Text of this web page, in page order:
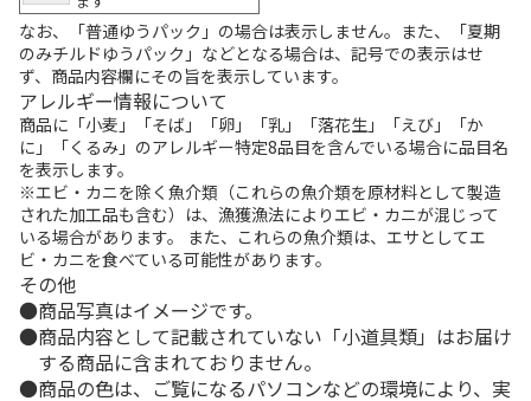
なお、「普通ゆうパック」の場合は表示しません。また、「夏期
のみチルドゆうパック」などとなる場合は、記号での表示はせ
ず、商品内容欄にその旨を表示しています。
アレルギー情報について
商品に「小麦」「そば」「卵」「乳」「落花生」「えび」「か
に」「くるみ」のアレルギー特定8品目を含んでいる場合に品目名
を表示します。
※エビ・カニを除く魚介類（これらの魚介類を原材料として製造
された加工品も含む）は、漁獲漁法によりエビ・カニが混じって
いる場合があります。 また、これらの魚介類は、エサとしてエ
ビ・カニを食べている可能性があります。
その他
商品写真はイメージです。
商品内容として記載されていない「小道具類」はお届け
する商品に含まれておりません。
商品の色は、ご覧になるパソコンなどの環境により、実